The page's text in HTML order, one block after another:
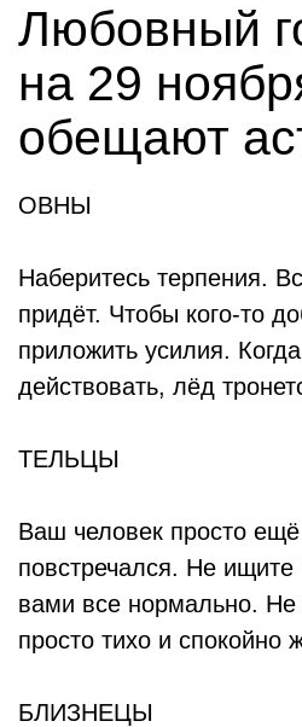
Любовный
на 29
обещают
ОВНЫ
Наберитесь терпения.
придёт. Чтобы кого-то
приложить усилия.
действовать, лёд
ТЕЛЬЦЫ
Ваш человек просто
повстречался. Не
вами все нормально. Не
просто тихо и спокойно
БЛИЗНЕЦЫ